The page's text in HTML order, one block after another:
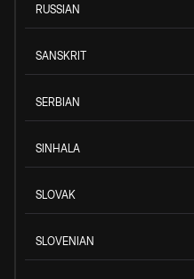
RUSSIAN
SANSKRIT
SERBIAN
SINHALA
SLOVAK
SLOVENIAN